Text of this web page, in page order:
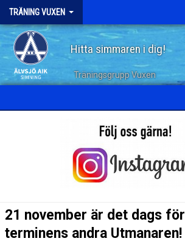
TRÄNING VUXEN
Hitta simmaren i dig!
Träningsgrupp Vuxen
TERMINSPLANERING
TRÄNINGSPASS
21 november är det dags för
terminens andra Utmanaren!